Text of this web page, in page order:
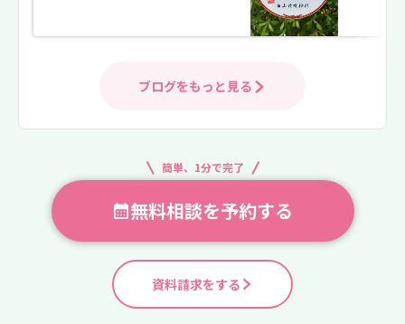
ブログをもっと見る
簡単、1分で完了
無料相談を予約する
資料請求をする